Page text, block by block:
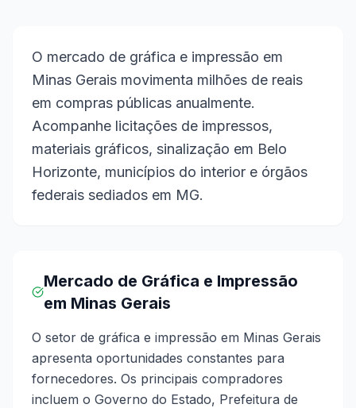
O mercado de gráfica e impressão em
Minas Gerais movimenta milhões de reais
em compras públicas anualmente.
Acompanhe licitações de impressos,
materiais gráficos, sinalização em Belo
Horizonte, municípios do interior e órgãos
federais sediados em MG.
Mercado de Gráfica e Impressão
em Minas Gerais
O setor de gráfica e impressão em Minas Gerais
apresenta oportunidades constantes para
fornecedores. Os principais compradores
incluem o Governo do Estado, Prefeitura de